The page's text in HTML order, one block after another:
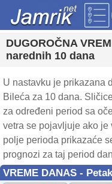
DUGOROČNA
narednih 10 dana
U nastavku je prikazana
Bileća za 10 dana.
za određeni period sa
vetra se pojavljuje ako je
polje perioda prikazaće
prognozi za taj period
VREME DANAS -